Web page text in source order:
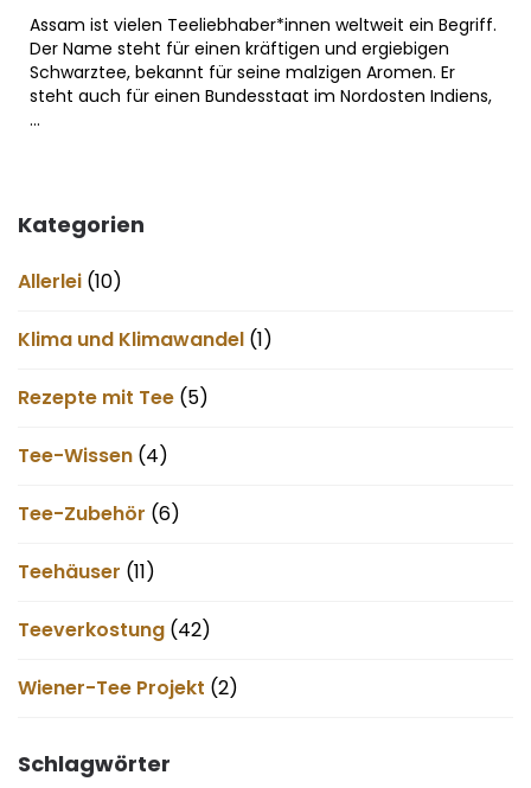
Assam ist vielen Teeliebhaber*innen weltweit ein Begriff.
Der Name steht für einen kräftigen und ergiebigen
Schwarztee, bekannt für seine malzigen Aromen. Er
steht auch für einen Bundesstaat im Nordosten Indiens,
…
Kategorien
Allerlei (10)
Klima und Klimawandel (1)
Rezepte mit Tee (5)
Tee-Wissen (4)
Tee-Zubehör (6)
Teehäuser (11)
Teeverkostung (42)
Wiener-Tee Projekt (2)
Schlagwörter